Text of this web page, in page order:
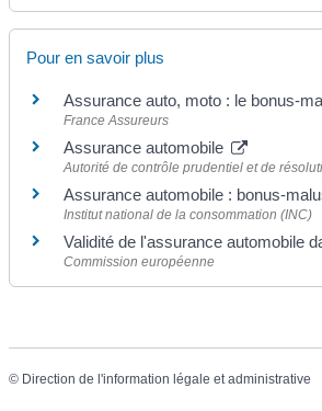
Pour en savoir plus
Assurance auto, moto : le bonus-
France Assureurs
Assurance automobile
Autorité de contrôle prudentiel et de
Assurance automobile : bonus-
Institut national de la consommation (INC)
Validité de l'assurance automobile
Commission européenne
© Direction de l'information légale et administrative